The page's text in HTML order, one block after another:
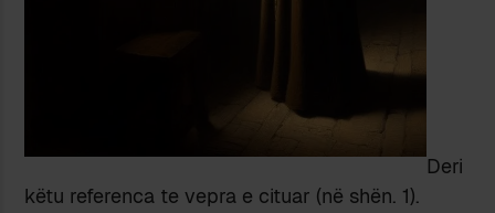
Deri
këtu referenca te vepra e cituar (në shën. 1).